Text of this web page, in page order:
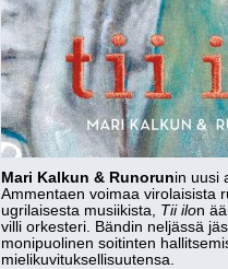
Mari Kalkun & Runorunin uusi
Ammentaen voimaa virolaisista
ugrilaisesta musiikista, Tii ilon
villi orkesteri. Bändin neljässä
monipuolinen soitinten
mielikuvituksellisuutensa.